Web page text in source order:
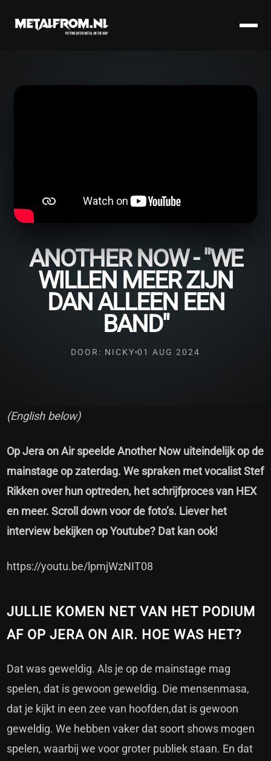
ANOTHER NOW - "WE
WILLEN MEER ZIJN
DAN ALLEEN EEN
BAND"
DOOR: NICKY 01 AUG 2024
(English below)
Op Jera on Air speelde Another Now uiteindelijk op de
mainstage op zaterdag. We spraken met vocalist Stef
Rikken over hun optreden, het schrijfproces van HEX
en meer. Scroll down voor de foto’s. Liever het
interview bekijken op Youtube? Dat kan ook!
https://youtu.be/lpmjWzNIT08
JULLIE KOMEN NET VAN HET PODIUM
AF OP JERA ON AIR. HOE WAS HET?
Dat was geweldig. Als je op de mainstage mag
spelen, dat is gewoon geweldig. Die mensenmasa,
dat je kijkt in een zee van hoofden,dat is gewoon
geweldig. We hebben vaker dat soort shows mogen
spelen, waarbij we voor groter publiek staan. En dat